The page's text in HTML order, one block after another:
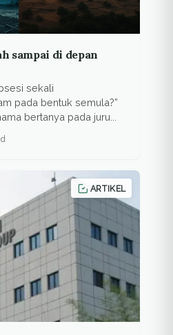
sampai di depan
sekali
pada bentuk semula?”
bertanya pada juru...
ARTIKEL